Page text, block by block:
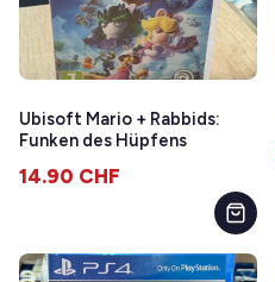
Ubisoft Mario + Rabbids:
Funken des Hüpfens
14.90 CHF